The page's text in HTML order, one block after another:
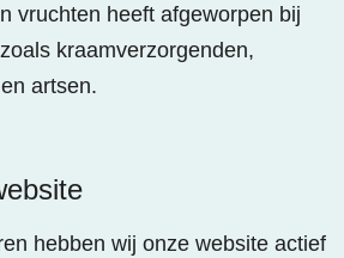
vruchten heeft afgeworpen bij
kraamverzorgenden,
artsen.
hebben wij onze website actief